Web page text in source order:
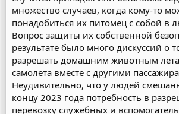
множество случаев, когда кому-то
понадобиться их питомец с собой в
Вопрос защиты их собственной
результате было много дискуссий о
разрешать домашним животным
самолета вместе с другими
Неудивительно, что у людей
концу 2023 года потребность в
перевозку служебных и